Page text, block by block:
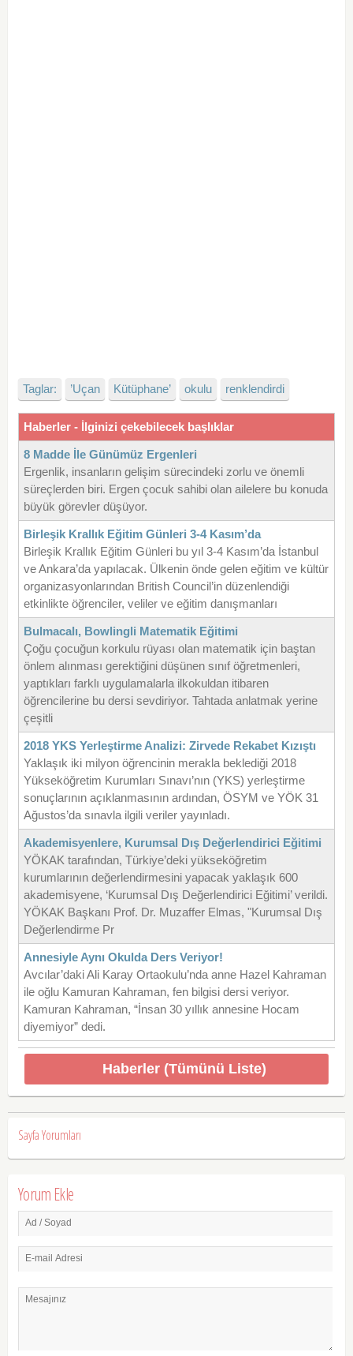
Taglar: ’Uçan Kütüphane’ okulu renklendirdi
Haberler - İlginizi çekebilecek başlıklar
8 Madde İle Günümüz Ergenleri
Ergenlik, insanların gelişim sürecindeki zorlu ve önemli
süreçlerden biri. Ergen çocuk sahibi olan ailelere bu konuda
büyük görevler düşüyor.
Birleşik Krallık Eğitim Günleri 3-4 Kasım’da
Birleşik Krallık Eğitim Günleri bu yıl 3-4 Kasım’da İstanbul
ve Ankara’da yapılacak. Ülkenin önde gelen eğitim ve kültür
organizasyonlarından British Council’in düzenlendiği
etkinlikte öğrenciler, veliler ve eğitim danışmanları
Bulmacalı, Bowlingli Matematik Eğitimi
Çoğu çocuğun korkulu rüyası olan matematik için baştan
önlem alınması gerektiğini düşünen sınıf öğretmenleri,
yaptıkları farklı uygulamalarla ilkokuldan itibaren
öğrencilerine bu dersi sevdiriyor. Tahtada anlatmak yerine
çeşitli
2018 YKS Yerleştirme Analizi: Zirvede Rekabet Kızıştı
Yaklaşık iki milyon öğrencinin merakla beklediği 2018
Yükseköğretim Kurumları Sınavı’nın (YKS) yerleştirme
sonuçlarının açıklanmasının ardından, ÖSYM ve YÖK 31
Ağustos’da sınavla ilgili veriler yayınladı.
Akademisyenlere, Kurumsal Dış Değerlendirici Eğitimi
YÖKAK tarafından, Türkiye’deki yükseköğretim
kurumlarının değerlendirmesini yapacak yaklaşık 600
akademisyene, ‘Kurumsal Dış Değerlendirici Eğitimi’ verildi.
YÖKAK Başkanı Prof. Dr. Muzaffer Elmas, "Kurumsal Dış
Değerlendirme Pr
Annesiyle Aynı Okulda Ders Veriyor!
Avcılar’daki Ali Karay Ortaokulu’nda anne Hazel Kahraman
ile oğlu Kamuran Kahraman, fen bilgisi dersi veriyor.
Kamuran Kahraman, “İnsan 30 yıllık annesine Hocam
diyemiyor” dedi.
Haberler (Tümünü Liste)
Sayfa Yorumları
Yorum Ekle
Ad / Soyad
E-mail Adresi
Mesajınız